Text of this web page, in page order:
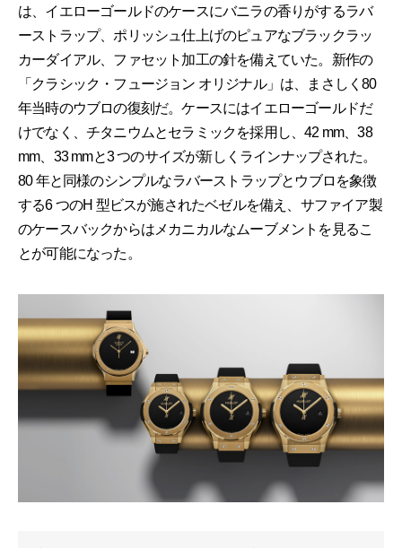
は、イエローゴールドのケースにバニラの香りがするラバ
ーストラップ、ポリッシュ仕上げのピュアなブラックラッ
カーダイアル、ファセット加工の針を備えていた。新作の
「クラシック・フュージョン オリジナル」は、まさしく80
年当時のウブロの復刻だ。ケースにはイエローゴールドだ
けでなく、チタニウムとセラミックを採用し、42 mm、38
mm、33 mmと3 つのサイズが新しくラインナップされた。
80 年と同様のシンプルなラバーストラップとウブロを象徴
する6 つのH 型ビスが施されたベゼルを備え、サファイア製
のケースバックからはメカニカルなムーブメントを見るこ
とが可能になった。